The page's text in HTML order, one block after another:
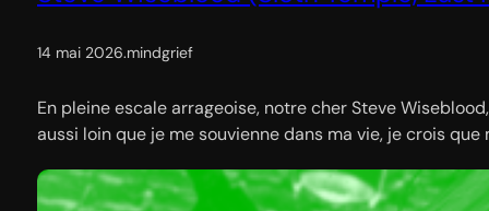
14 mai 2026.mindgrief
En pleine escale arrageoise, notre cher Steve
aussi loin que je me souvienne dans ma vie, je crois